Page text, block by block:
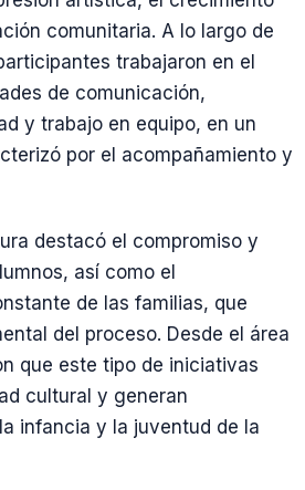
comunitaria. A lo largo de
trabajaron en el
de comunicación,
y trabajo en equipo, en un
por el acompañamiento y
destacó el compromiso y
así como el
de las familias, que
del proceso. Desde el área
que este tipo de iniciativas
cultural y generan
infancia y la juventud de la